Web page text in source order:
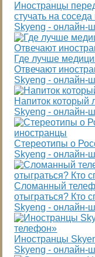
Иностранцы
стучать на
Skyeng - онлайн-
Где лучше
Отвечают
Skyeng - онлайн-
Напиток который
Skyeng - онлайн-
Стереотипы о
Skyeng - онлайн-
Сломанный
отыграться? Кто
Skyeng - онлайн-
Иностранцы
Skyeng - онлайн-